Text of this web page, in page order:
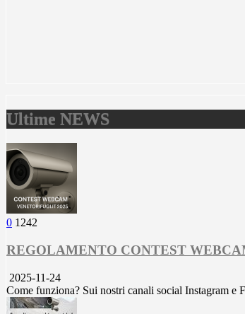
Ultime NEWS
0 1242
REGOLAMENTO CONTEST
2025-11-24
Come funziona? Sui nostri canali social Instagram e